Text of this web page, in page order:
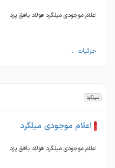
اعلام موجودی میلگرد فولاد بافق یزد
جزئیات ...
میلگرد
اعلام موجودی میلگرد
اعلام موجودی میلگرد فولاد بافق یزد